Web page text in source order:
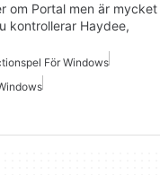
om Portal men är mycket
kontrollerar Haydee,
För Windows